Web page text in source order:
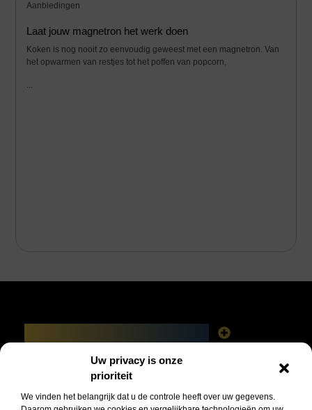
Uw privacy is onze
prioriteit
We vinden het belangrijk dat u de controle heeft over uw gegevens.
Aanbiedingen
Laat jouw magnetron het werk doen
Koken is nog nooit zo eenvoudig geweest met een magnetron. Van
het opwarmen van restjes tot het poffen van popcorn,
Bericht categorie